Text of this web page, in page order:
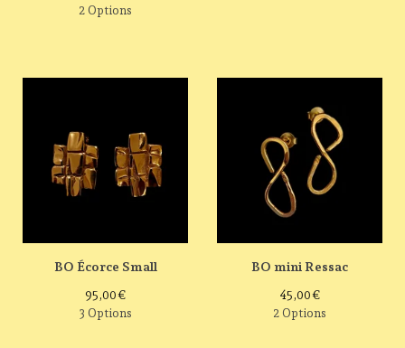
2 Options
BO Écorce Small
95,00€
3 Options
BO mini Ressac
45,00€
2 Options